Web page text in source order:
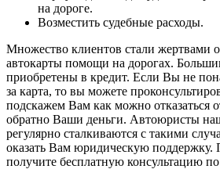
на дороге.
Возместить судебные расходы.
Множество клиентов стали жертвами
автокарты помощи на дорогах.
приобретены в кредит. Если Вы не
за карта, то вы можете
подскажем Вам как можно отказаться
обратно Ваши деньги. Автоюристы
регулярно сталкиваются с такими
оказать Вам юридическую поддержку.
получите бесплатную консультацию